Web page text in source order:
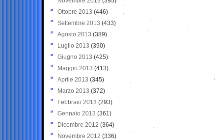
Ottobre 2013 (446)
Settembre 2013 (433)
Agosto 2013 (389)
Luglio 2013 (390)
Giugno 2013 (425)
Maggio 2013 (413)
Aprile 2013 (345)
Marzo 2013 (372)
Febbraio 2013 (293)
Gennaio 2013 (361)
Dicembre 2012 (364)
Novembre 2012 (336)